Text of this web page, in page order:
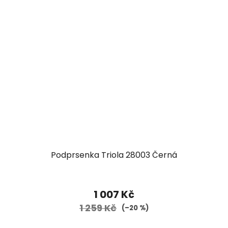
Podprsenka Triola 28003 Černá
1 007 Kč
1 259 Kč (–20 %)